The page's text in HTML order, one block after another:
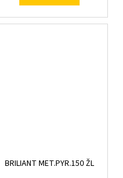
BRILIANT MET.PYR.150 ŽL